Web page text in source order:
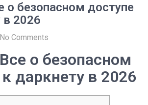
о безопасном доступе
в 2026
No Comments
о безопасном
даркнету в 2026